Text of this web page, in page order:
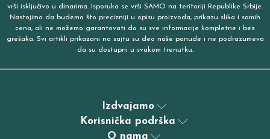
vrši isključivo u dinarima. Isporuka se vrši SAMO na teritoriji Republike Srbije.
Nastojimo da budemo što precizniji u opisu proizvoda, prikazu slika i samih
cena, ali ne možemo garantovati da su sve informacije kompletne i bez
grešaka. Svi artikli prikazani na sajtu su deo naše ponude i ne podrazumeva
da su dostupni u svakom trenutku.
Izdvajamo
Korisnička podrška
O nama